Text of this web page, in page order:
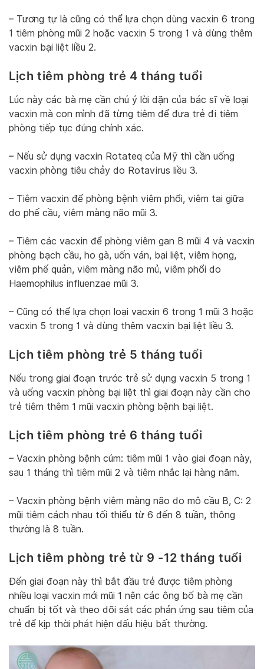
– Tương tự là cũng có thể lựa chọn dùng vacxin 6 trong
1 tiêm phòng mũi 2 hoặc vacxin 5 trong 1 và dùng thêm
vacxin bại liệt liều 2.
Lịch tiêm phòng trẻ 4 tháng tuổi
Lúc này các bà mẹ cần chú ý lời dặn của bác sĩ về loại
vacxin mà con mình đã từng tiêm để đưa trẻ đi tiêm
phòng tiếp tục đúng chính xác.
– Nếu sử dụng vacxin Rotateq của Mỹ thì cần uống
vacxin phòng tiêu chảy do Rotavirus liều 3.
– Tiêm vacxin để phòng bệnh viêm phổi, viêm tai giữa
do phế cầu, viêm màng não mũi 3.
– Tiêm các vacxin để phòng viêm gan B mũi 4 và vacxin
phòng bạch cầu, ho gà, uốn ván, bại liệt, viêm họng,
viêm phế quản, viêm màng não mủ, viêm phổi do
Haemophilus influenzae mũi 3.
– Cũng có thể lựa chọn loại vacxin 6 trong 1 mũi 3 hoặc
vacxin 5 trong 1 và dùng thêm vacxin bại liệt liều 3.
Lịch tiêm phòng trẻ 5 tháng tuổi
Nếu trong giai đoạn trước trẻ sử dụng vacxin 5 trong 1
và uống vacxin phòng bại liệt thì giai đoạn này cần cho
trẻ tiêm thêm 1 mũi vacxin phòng bệnh bại liệt.
Lịch tiêm phòng trẻ 6 tháng tuổi
– Vacxin phòng bệnh cúm: tiêm mũi 1 vào giai đoạn này,
sau 1 tháng thì tiêm mũi 2 và tiêm nhắc lại hàng năm.
– Vacxin phòng bệnh viêm màng não do mô cầu B, C: 2
mũi tiêm cách nhau tối thiểu từ 6 đến 8 tuần, thông
thường là 8 tuần.
Lịch tiêm phòng trẻ từ 9 -12 tháng tuổi
Đến giai đoạn này thì bắt đầu trẻ được tiêm phòng
nhiều loại vacxin mới mũi 1 nên các ông bố bà mẹ cần
chuẩn bị tốt và theo dõi sát các phản ứng sau tiêm của
trẻ để kịp thời phát hiện dấu hiệu bất thường.